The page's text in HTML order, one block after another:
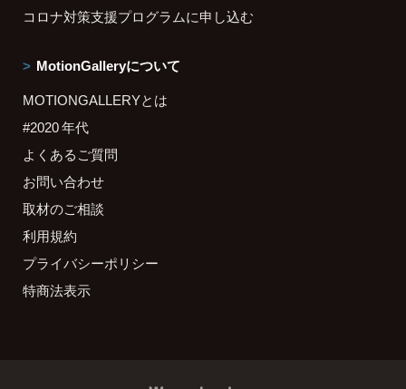
コロナ対策支援プログラムに申し込む
MotionGalleryについて
MOTIONGALLERYとは
#2020 年代
よくあるご質問
お問い合わせ
取材のご相談
利用規約
プライバシーポリシー
特商法表示